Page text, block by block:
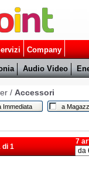
Company
Audio Video
/ Accessori
Immediata a
di 1
7